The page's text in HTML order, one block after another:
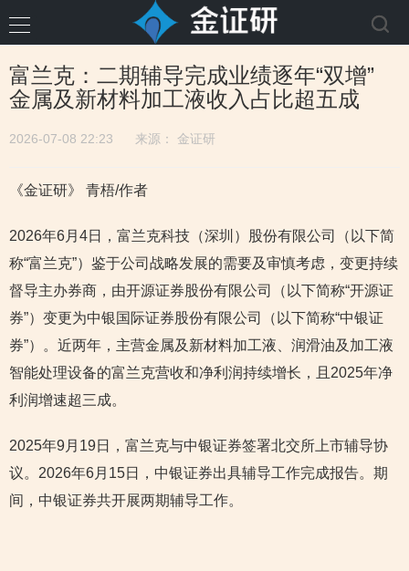
富兰克：二期辅导完成业绩逐年“双增”
金属及新材料加工液收入占比超五成
2026-07-08 22:23 来源： 金证研
《金证研》 青梧/作者
2026年6月4日，富兰克科技（深圳）股份有限公司（以下简
称“富兰克”）鉴于公司战略发展的需要及审慎考虑，变更持续
督导主办券商，由开源证券股份有限公司（以下简称“开源证
券”）变更为中银国际证券股份有限公司（以下简称“中银证
券”）。近两年，主营金属及新材料加工液、润滑油及加工液
智能处理设备的富兰克营收和净利润持续增长，且2025年净
利润增速超三成。
2025年9月19日，富兰克与中银证券签署北交所上市辅导协
议。2026年6月15日，中银证券出具辅导工作完成报告。期
间，中银证券共开展两期辅导工作。